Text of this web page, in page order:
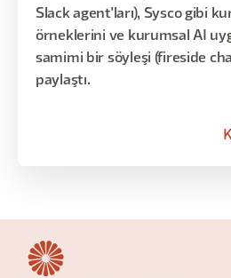
Slack agent'ları), Sysco gibi
örneklerini ve kurumsal AI
samimi bir söyleşi (fireside
paylaştı.